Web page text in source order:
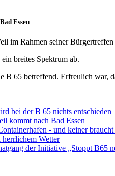
Essen
im Rahmen seiner
breites Spektrum ab.
65 betreffend. Erfreulich war,
bei der B 65 nichts entschieden
kommt nach Bad Essen
- und keiner
Wetter
der Initiative „Stoppt B65